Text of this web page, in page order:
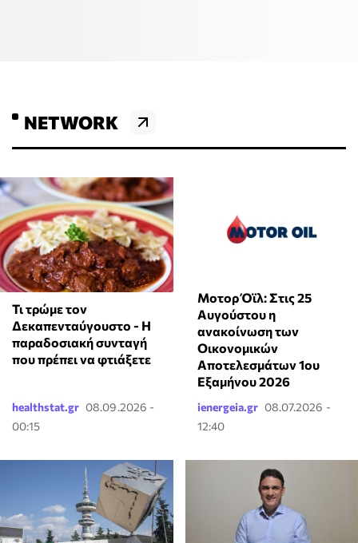
NETWORK
Τι τρώμε τον
Δεκαπενταύγουστο - Η
παραδοσιακή συνταγή
που πρέπει να φτιάξετε
healthstat.gr 08.09.2026 -
00:15
Μοτορ Όϊλ: Στις 25
Αυγούστου η
ανακοίνωση των
Οικονομικών
Αποτελεσμάτων 1ου
Εξαμήνου 2026
ienergeia.gr 08.07.2026 -
12:40